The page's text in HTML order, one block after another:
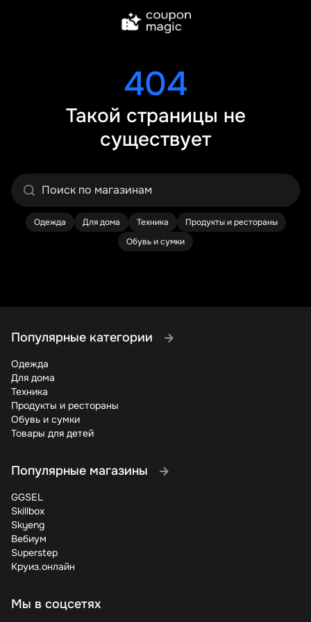
404
Такой страницы не
существует
Одежда Для дома Техника
Продукты и рестораны
Обувь и сумки
Популярные категории
Одежда
Для дома
Техника
Продукты и рестораны
Обувь и сумки
Товары для детей
Популярные магазины
GGSEL
Skillbox
Skyeng
Вебиум
Superstep
Круиз.онлайн
Мы в соцсетях